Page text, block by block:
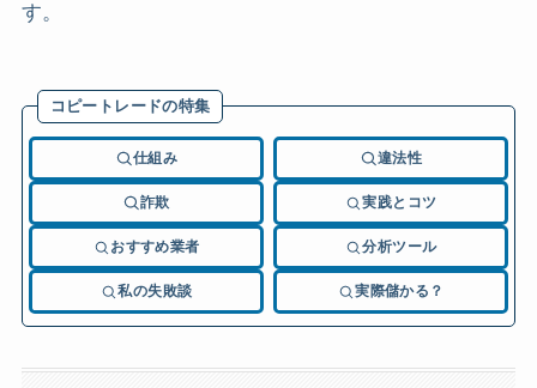
す。
コピートレードの特集
仕組み 違法性
詐欺 実践とコツ
おすすめ業者 分析ツール
私の失敗談 実際儲かる？